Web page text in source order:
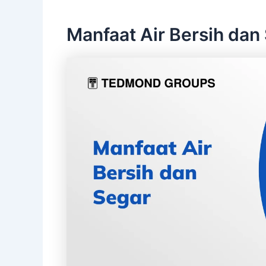
Manfaat Air Bersih dan